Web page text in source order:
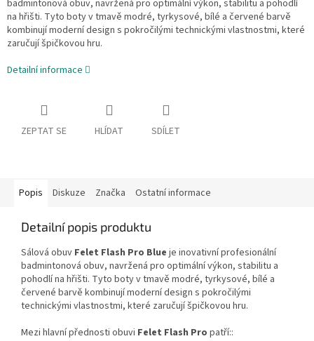
badmintonová obuv, navržená pro optimální výkon, stabilitu a pohodlí
na hřišti. Tyto boty v tmavě modré, tyrkysové, bílé a červené barvě
kombinují moderní design s pokročilými technickými vlastnostmi, které
zaručují špičkovou hru.
Detailní informace
ZEPTAT SE HLÍDAT SDÍLET
Popis Diskuze Značka Ostatní informace
Detailní popis produktu
Sálová obuv Felet Flash Pro Blue je inovativní profesionální
badmintonová obuv, navržená pro optimální výkon, stabilitu a
pohodlí na hřišti. Tyto boty v tmavě modré, tyrkysové, bílé a
červené barvě kombinují moderní design s pokročilými
technickými vlastnostmi, které zaručují špičkovou hru.
Mezi hlavní přednosti obuvi Felet Flash Pro patří::